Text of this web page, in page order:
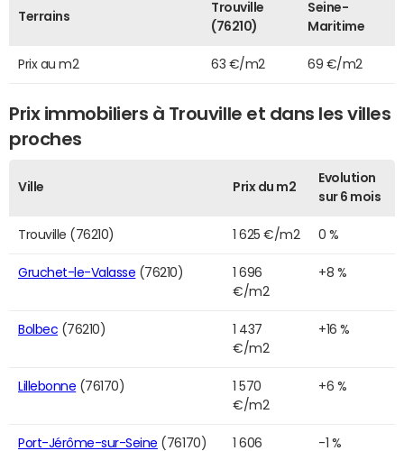
Terrains
Trouville
(76210)
Seine-
Maritime
Prix au m2 63 €/m2 69 €/m2
Prix immobiliers à Trouville et dans les villes
proches
Ville Prix du m2
Evolution
sur 6 mois
Trouville (76210) 1 625 €/m2 0 %
Gruchet-le-Valasse (76210)
1 696
€/m2
+8 %
Bolbec (76210)
1 437
€/m2
+16 %
Lillebonne (76170)
1 570
€/m2
+6 %
Port-Jérôme-sur-Seine (76170)
1 606
-1 %